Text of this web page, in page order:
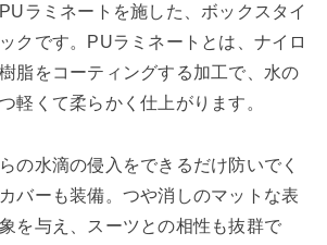
ラミネートを施した、ボックスタイ
クです。PUラミネートとは、ナイロ
脂をコーティングする加工で、水の
軽くて柔らかく仕上がります。
の水滴の侵入をできるだけ防いでく
バーも装備。つや消しのマットな表
を与え、スーツとの相性も抜群で